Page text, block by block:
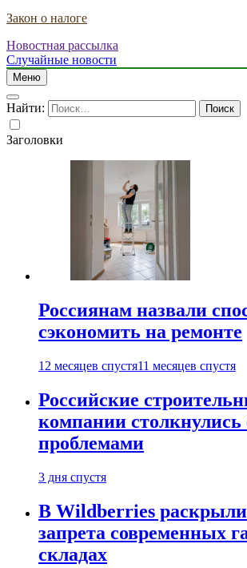
Закон о налоге
Новостная рассылка
Случайные новости
Меню
Найти:
Заголовки
Россиянам назвали
сэкономить на ремонте
12 месяцев спустя11 месяцев спустя
Российские
компании
проблемами
3 дня спустя
В Wildberries
запрета современных
складах